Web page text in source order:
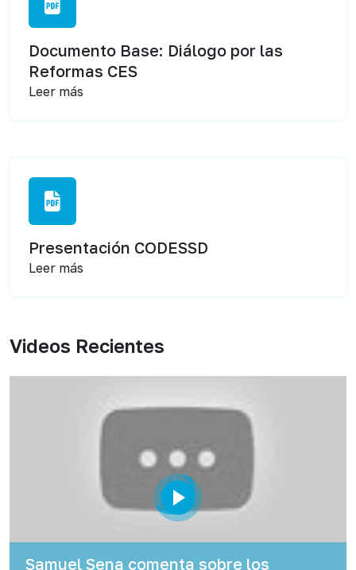
Documento Base: Diálogo por las
Reformas CES
Leer más
Presentación CODESSD
Leer más
Videos Recientes
Samuel Sena comenta sobre los